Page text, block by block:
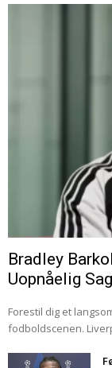
Bradley
Uopnåelig
Forestil dig et
fodboldscenen.